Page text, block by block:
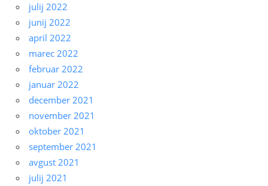
julij 2022
junij 2022
april 2022
marec 2022
februar 2022
januar 2022
december 2021
november 2021
oktober 2021
september 2021
avgust 2021
julij 2021